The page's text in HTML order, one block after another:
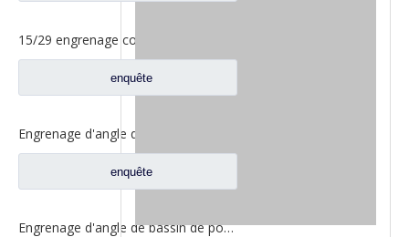
enquête
enquête
Engrenage d'angle de bassin de pont moyen pour pièces de rechange DZ9112320689 de Shamcan AulongTruck